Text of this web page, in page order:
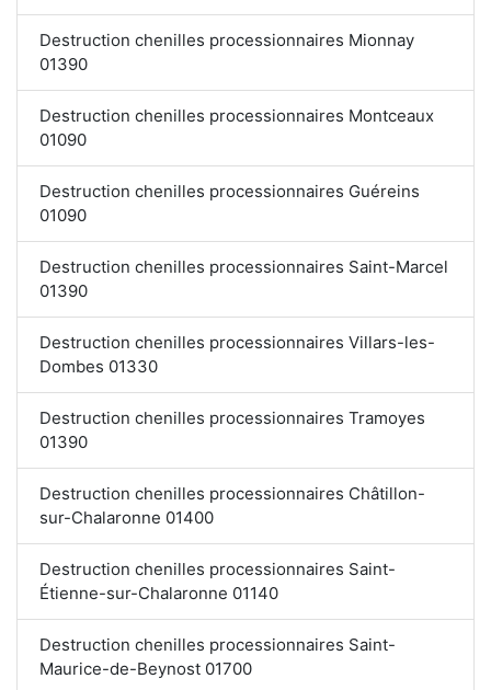
Destruction chenilles processionnaires Mionnay
01390
Destruction chenilles processionnaires Montceaux
01090
Destruction chenilles processionnaires Guéreins
01090
Destruction chenilles processionnaires Saint-Marcel
01390
Destruction chenilles processionnaires Villars-les-
Dombes 01330
Destruction chenilles processionnaires Tramoyes
01390
Destruction chenilles processionnaires Châtillon-
sur-Chalaronne 01400
Destruction chenilles processionnaires Saint-
Étienne-sur-Chalaronne 01140
Destruction chenilles processionnaires Saint-
Maurice-de-Beynost 01700